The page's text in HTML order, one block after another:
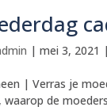
|mei 3, 2021 |
| Verras je
waarop de